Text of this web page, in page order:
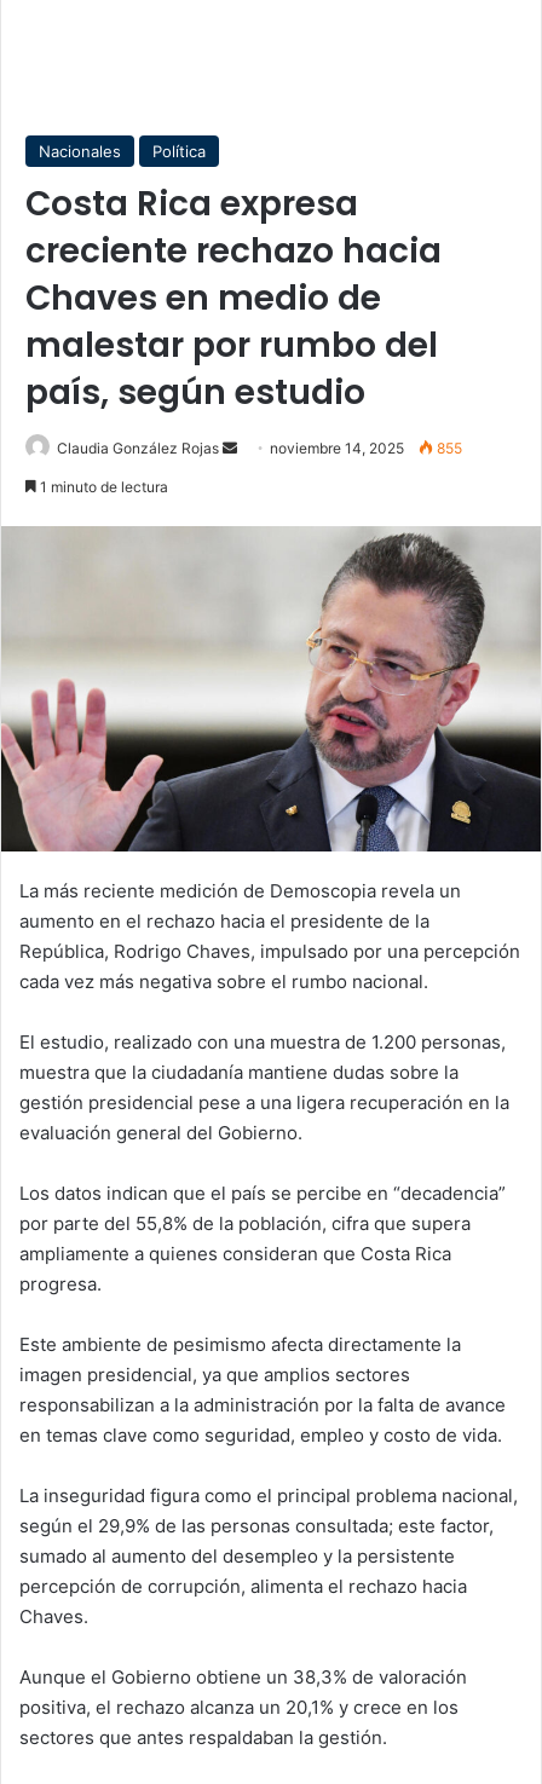
Nacionales Política
Costa Rica expresa
creciente rechazo hacia
Chaves en medio de
malestar por rumbo del
país, según estudio
Claudia González Rojas
Send noviembre 14, 2025 855
1 minuto de lectura
La más reciente medición de Demoscopia revela un
aumento en el rechazo hacia el presidente de la
República, Rodrigo Chaves, impulsado por una percepción
cada vez más negativa sobre el rumbo nacional.
El estudio, realizado con una muestra de 1.200 personas,
muestra que la ciudadanía mantiene dudas sobre la
gestión presidencial pese a una ligera recuperación en la
evaluación general del Gobierno.
Los datos indican que el país se percibe en “decadencia”
por parte del 55,8% de la población, cifra que supera
ampliamente a quienes consideran que Costa Rica
progresa.
Este ambiente de pesimismo afecta directamente la
imagen presidencial, ya que amplios sectores
responsabilizan a la administración por la falta de avance
en temas clave como seguridad, empleo y costo de vida.
La inseguridad figura como el principal problema nacional,
según el 29,9% de las personas consultada; este factor,
sumado al aumento del desempleo y la persistente
percepción de corrupción, alimenta el rechazo hacia
Chaves.
Aunque el Gobierno obtiene un 38,3% de valoración
positiva, el rechazo alcanza un 20,1% y crece en los
sectores que antes respaldaban la gestión.